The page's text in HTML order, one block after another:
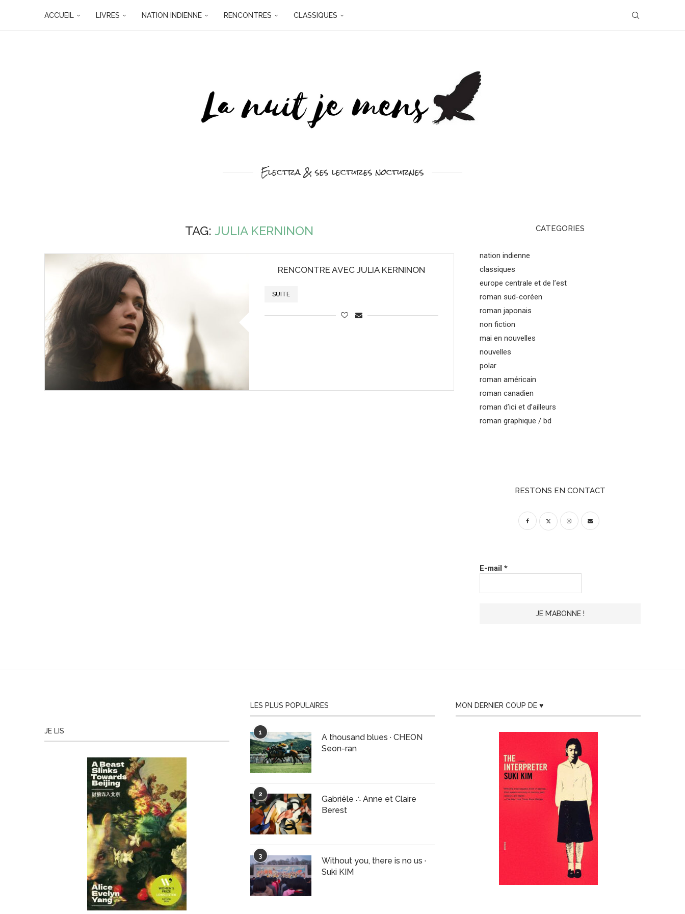
ACCUEIL LIVRES NATION INDIENNE RENCONTRES CLASSIQUES
Electra & ses lectures nocturnes
TAG:JULIA KERNINON
RENCONTRE AVEC JULIA KERNINON
SUITE
CATEGORIES
nation indienne
classiques
europe centrale et de l’est
roman sud-coréen
roman japonais
non fiction
mai en nouvelles
nouvelles
polar
roman américain
roman canadien
roman d’ici et d’ailleurs
roman graphique / bd
RESTONS EN CONTACT
E-mail*
JE LIS
LES PLUS POPULAIRES
1
A thousand blues · CHEON
Seon-ran
2
Gabriële ∴ Anne et Claire
Berest
3
Without you, there is no us ·
Suki KIM
MON DERNIER COUP DE ♥